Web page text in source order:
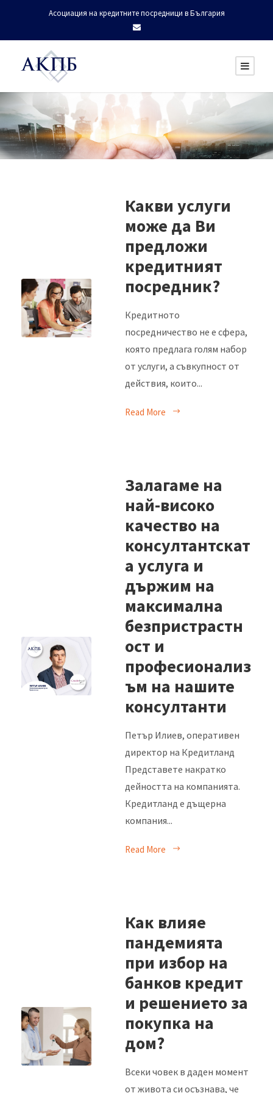
Асоциация на кредитните посредници в България
Какви услуги
може да Ви
предложи
кредитният
посредник?
Кредитното
посредничество не е сфера,
която предлага голям набор
от услуги, а съвкупност от
действия, които...
Read More
Залагаме на
най-високо
качество на
консултантскат
а услуга и
държим на
максимална
безпристрастн
ост и
професионализ
ъм на нашите
консултанти
Петър Илиев, оперативен
директор на Кредитланд
Представете накратко
дейността на компанията.
Кредитланд е дъщерна
компания...
Read More
Как влияе
пандемията
при избор на
банков кредит
и решението за
покупка на
дом?
Всеки човек в даден момент
от живота си осъзнава, че